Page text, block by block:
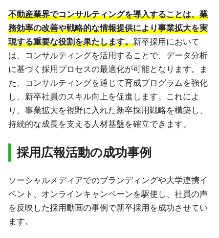
不動産業界でコンサルティングを導入することは、業
務効率の改善や戦略的な情報提供により事業拡大を実
現する重要な役割を果たします。新卒採用において
は、コンサルティングを活用することで、データ分析
に基づく採用プロセスの最適化が可能となります。ま
た、コンサルティングを通じて育成プログラムを強化
し、新卒社員のスキル向上を促進します。これによ
り、事業拡大を視野に入れた新卒採用戦略を構築し、
持続的な成長を支える人材基盤を確立できます。
採用広報活動の成功事例
ソーシャルメディアでのブランディングや大学連携イ
ベント、オンラインキャンペーンを駆使し、社員の声
を反映した採用動画の事例で新卒採用を成功させてい
ます。